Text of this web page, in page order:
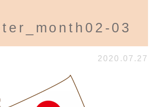
03
2020.07.27